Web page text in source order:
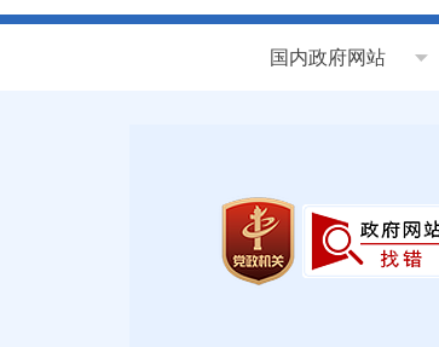
国内政府网站